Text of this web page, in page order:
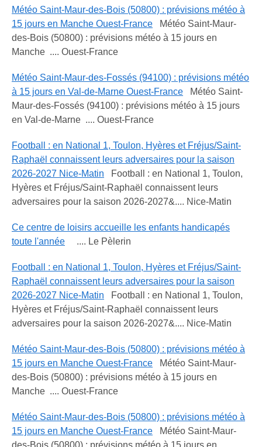
Météo Saint-Maur-des-Bois (50800) : prévisions météo à
15 jours en Manche Ouest-France Météo Saint-Maur-
des-Bois (50800) : prévisions météo à 15 jours en
Manche .... Ouest-France
Météo Saint-Maur-des-Fossés (94100) : prévisions météo
à 15 jours en Val-de-Marne Ouest-France Météo Saint-
Maur-des-Fossés (94100) : prévisions météo à 15 jours
en Val-de-Marne .... Ouest-France
Football : en National 1, Toulon, Hyères et Fréjus/Saint-
Raphaël connaissent leurs adversaires pour la saison
2026-2027 Nice-Matin Football : en National 1, Toulon,
Hyères et Fréjus/Saint-Raphaël connaissent leurs
adversaires pour la saison 2026-2027&.... Nice-Matin
Ce centre de loisirs accueille les enfants handicapés
toute l'année .... Le Pèlerin
Football : en National 1, Toulon, Hyères et Fréjus/Saint-
Raphaël connaissent leurs adversaires pour la saison
2026-2027 Nice-Matin Football : en National 1, Toulon,
Hyères et Fréjus/Saint-Raphaël connaissent leurs
adversaires pour la saison 2026-2027&.... Nice-Matin
Météo Saint-Maur-des-Bois (50800) : prévisions météo à
15 jours en Manche Ouest-France Météo Saint-Maur-
des-Bois (50800) : prévisions météo à 15 jours en
Manche .... Ouest-France
Météo Saint-Maur-des-Bois (50800) : prévisions météo à
15 jours en Manche Ouest-France Météo Saint-Maur-
des-Bois (50800) : prévisions météo à 15 jours en